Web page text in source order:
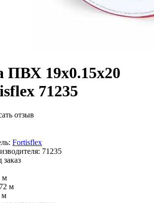
ПВХ 19х0.15x20
71235
отзыв
Fortisflex
71235
заказ
м
м
м